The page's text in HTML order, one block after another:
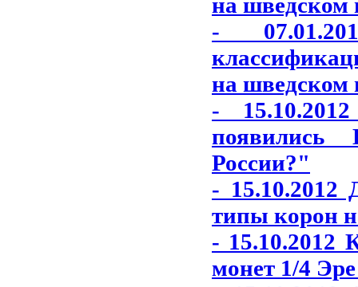
-
на шведском
-
появились
России?"
- 15.10.2012
типы корон
- 15.10.2012
монет 1/4